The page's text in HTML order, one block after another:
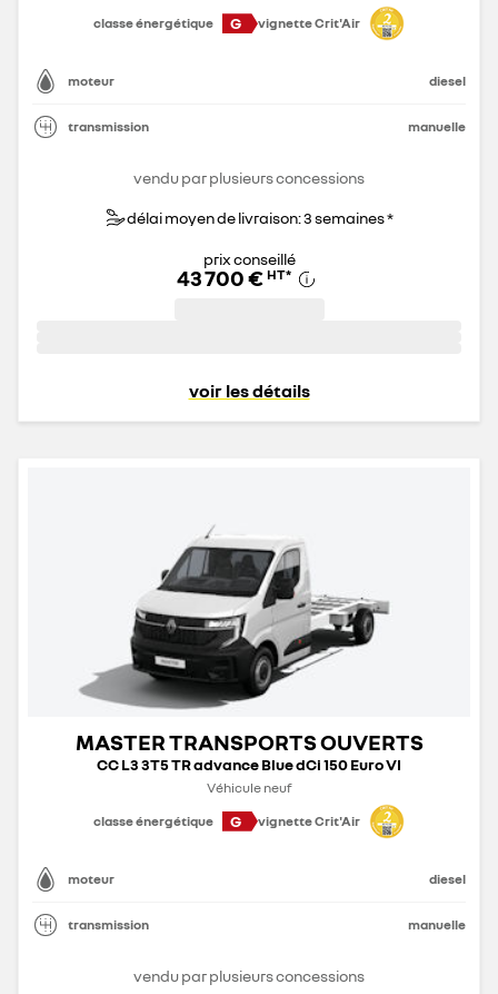
classe énergétique
G vignette Crit'Air
moteur diesel
transmission manuelle
vendu par plusieurs concessions
délai moyen de livraison: 3 semaines *
prix conseillé
43 700 € HT*
voir les détails
MASTER TRANSPORTS OUVERTS
CC L3 3T5 TR advance Blue dCi 150 Euro VI
Véhicule neuf
classe énergétique
G vignette Crit'Air
moteur diesel
transmission manuelle
vendu par plusieurs concessions